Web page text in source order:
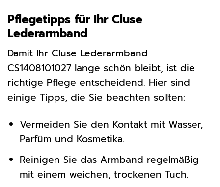
Pflegetipps für Ihr Cluse
Lederarmband
Damit Ihr Cluse Lederarmband
CS1408101027 lange schön bleibt, ist die
richtige Pflege entscheidend. Hier sind
einige Tipps, die Sie beachten sollten:
Vermeiden Sie den Kontakt mit Wasser,
Parfüm und Kosmetika.
Reinigen Sie das Armband regelmäßig
mit einem weichen, trockenen Tuch.